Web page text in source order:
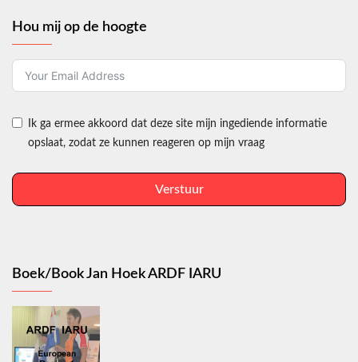
Hou mij op de hoogte
Ik ga ermee akkoord dat deze site mijn ingediende informatie
opslaat, zodat ze kunnen reageren op mijn vraag
Verstuur
Boek/Book Jan Hoek ARDF IARU